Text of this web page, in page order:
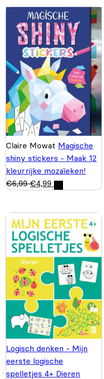
Claire Mowat Magische
shiny stickers - Maak 12
kleurrijke mozaïeken!
€6,99 €4,99
Logisch denken - Mijn
eerste logische
spelletjes 4+ Dieren